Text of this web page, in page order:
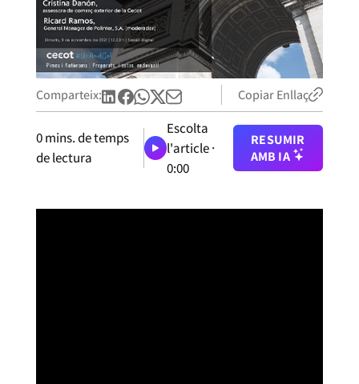
Comparteix: Copiar Enllaç
0mins. de temps
de lectura
Escolta
l'article ·
0:00
RESUMIR
AMB IA